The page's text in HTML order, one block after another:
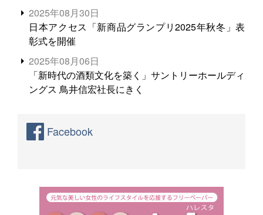
2025年08月30日
日本アクセス「新商品グランプリ2025年秋冬」表
彰式を開催
2025年08月06日
「新時代の酒類文化を築く」サントリーホールディ
ングス 鳥井信宏社長にきく
Facebook